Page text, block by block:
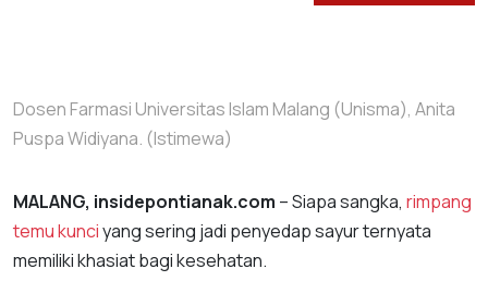
Dosen Farmasi Universitas Islam Malang (Unisma), Anita
Puspa Widiyana. (Istimewa)
MALANG, insidepontianak.com – Siapa sangka, rimpang
temu kunciyang sering jadi penyedap sayur ternyata
memiliki khasiat bagi kesehatan.